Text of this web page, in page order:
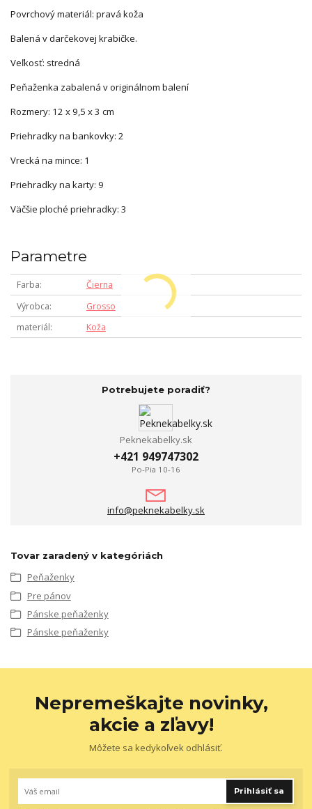
Povrchový materiál: pravá koža
Balená v darčekovej krabičke.
Veľkosť: stredná
Peňaženka zabalená v originálnom balení
Rozmery: 12 x 9,5 x 3 cm
Priehradky na bankovky: 2
Vrecká na mince: 1
Priehradky na karty: 9
Väčšie ploché priehradky: 3
Parametre
Farba
Čierna
Výrobca
Grosso
materiál
Koža
Potrebujete poradiť?
Peknekabelky.sk
+421 949747302
Po-Pia 10-16
info@peknekabelky.sk
Tovar zaradený v kategóriách
Peňaženky
Pre pánov
Pánske peňaženky
Pánske peňaženky
Nepremeškajte novinky,
akcie a zľavy!
Môžete sa kedykoľvek odhlásiť.
Prihlásiť sa